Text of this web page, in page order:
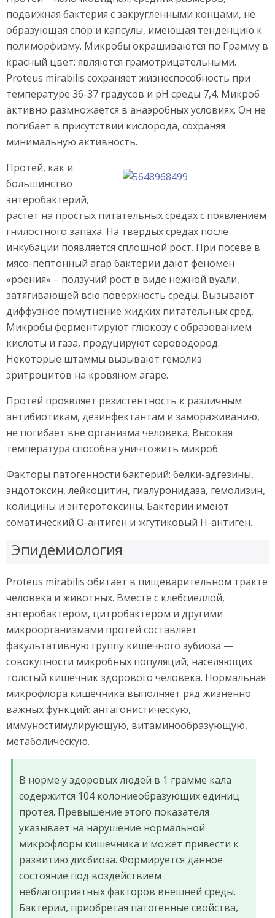
подвижная бактерия с закругленными концами, не
образующая спор и капсулы, имеющая тенденцию к
полиморфизму. Микробы окрашиваются по Грамму в
красный цвет: являются грамотрицательными.
Proteus mirabilis сохраняет жизнеспособность при
температуре 36-37 градусов и pH среды 7,4. Микроб
активно размножается в анаэробных условиях. Он не
погибает в присутствии кислорода, сохраняя
минимальную активность.
Протей, как и
большинство
энтеробактерий,
растет на простых питательных средах с появлением
гнилостного запаха. На твердых средах после
инкубации появляется сплошной рост. При посеве в
мясо-пептонный агар бактерии дают феномен
«роения» – ползучий рост в виде нежной вуали,
затягивающей всю поверхность среды. Вызывают
диффузное помутнение жидких питательных сред.
Микробы ферментируют глюкозу с образованием
кислоты и газа, продуцируют сероводород.
Некоторые штаммы вызывают гемолиз
эритроцитов на кровяном агаре.
Протей проявляет резистентность к различным
антибиотикам, дезинфектантам и замораживанию,
не погибает вне организма человека. Высокая
температура способна уничтожить микроб.
Факторы патогенности бактерий: белки-адгезины,
эндотоксин, лейкоцитин, гиалуронидаза, гемолизин,
колицины и энтеротоксины. Бактерии имеют
соматический О-антиген и жгутиковый Н-антиген.
Эпидемиология
Proteus mirabilis обитает в пищеварительном тракте
человека и животных. Вместе с клебсиеллой,
энтеробактером, цитробактером и другими
микроорганизмами протей составляет
факультативную группу кишечного эубиоза —
совокупности микробных популяций, населяющих
толстый кишечник здорового человека. Нормальная
микрофлора кишечника выполняет ряд жизненно
важных функций: антагонистическую,
иммуностимулирующую, витаминообразующую,
метаболическую.
В норме у здоровых людей в 1 грамме кала
содержится 104 колониеобразующих единиц
протея. Превышение этого показателя
указывает на нарушение нормальной
микрофлоры кишечника и может привести к
развитию дисбиоза. Формируется данное
состояние под воздействием
неблагоприятных факторов внешней среды.
Бактерии, приобретая патогенные свойства,